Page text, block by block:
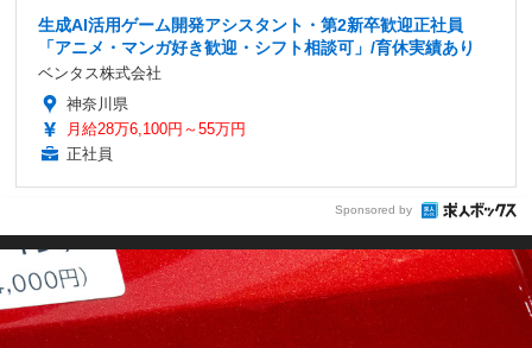
生成AI活用ゲーム開発アシスタント・第2新卒歓迎正社員
「アニメ・マンガ好き歓迎・シフト相談可」/育休実績あり
ベンタス株式会社
神奈川県
月給28万6,100円～55万円
正社員
Sponsored by